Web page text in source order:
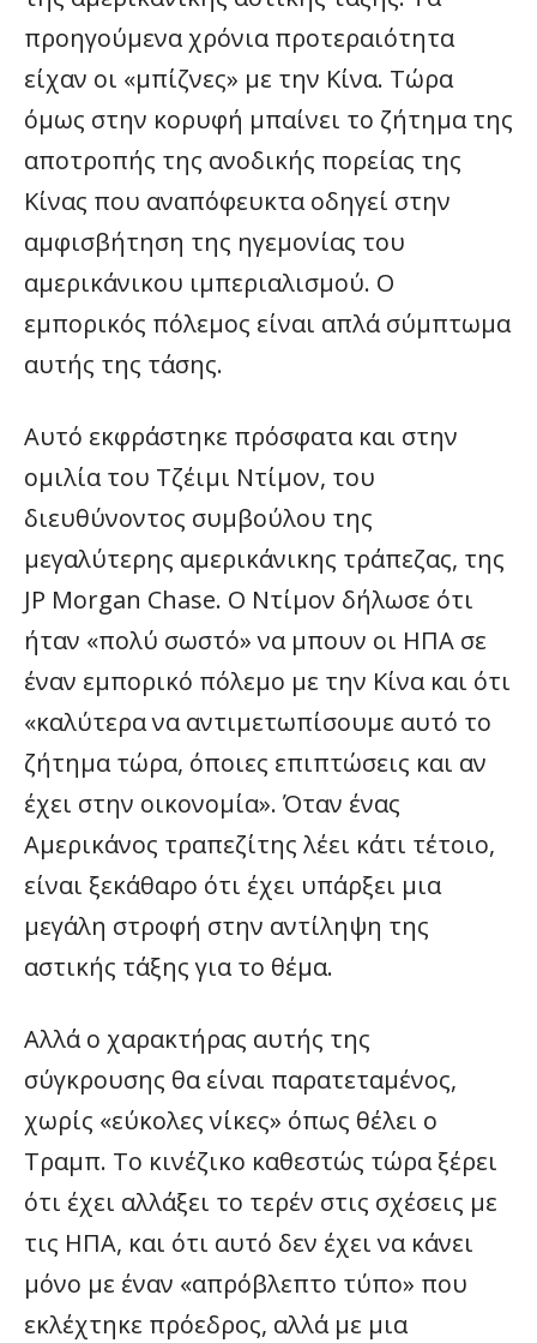
προηγούμενα χρόνια προτεραιότητα
είχαν οι «μπίζνες» με την Κίνα. Τώρα
όμως στην κορυφή μπαίνει το ζήτημα της
αποτροπής της ανοδικής πορείας της
Κίνας που αναπόφευκτα οδηγεί στην
αμφισβήτηση της ηγεμονίας του
αμερικάνικου ιμπεριαλισμού. Ο
εμπορικός πόλεμος είναι απλά σύμπτωμα
αυτής της τάσης.
Αυτό εκφράστηκε πρόσφατα και στην
ομιλία του Τζέιμι Ντίμον, του
διευθύνοντος συμβούλου της
μεγαλύτερης αμερικάνικης τράπεζας, της
JP Morgan Chase. Ο Ντίμον δήλωσε ότι
ήταν «πολύ σωστό» να μπουν οι ΗΠΑ σε
έναν εμπορικό πόλεμο με την Κίνα και ότι
«καλύτερα να αντιμετωπίσουμε αυτό το
ζήτημα τώρα, όποιες επιπτώσεις και αν
έχει στην οικονομία». Όταν ένας
Αμερικάνος τραπεζίτης λέει κάτι τέτοιο,
είναι ξεκάθαρο ότι έχει υπάρξει μια
μεγάλη στροφή στην αντίληψη της
αστικής τάξης για το θέμα.
Αλλά ο χαρακτήρας αυτής της
σύγκρουσης θα είναι παρατεταμένος,
χωρίς «εύκολες νίκες» όπως θέλει ο
Τραμπ. Το κινέζικο καθεστώς τώρα ξέρει
ότι έχει αλλάξει το τερέν στις σχέσεις με
τις ΗΠΑ, και ότι αυτό δεν έχει να κάνει
μόνο με έναν «απρόβλεπτο τύπο» που
εκλέχτηκε πρόεδρος, αλλά με μια